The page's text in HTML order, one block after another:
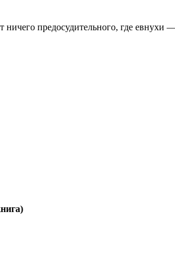
предосудительного, где евнухи